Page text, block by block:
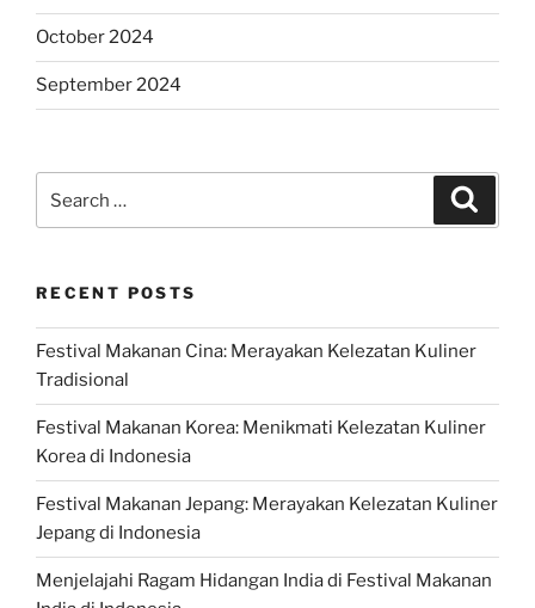
October 2024
September 2024
for:
RECENT POSTS
Festival Makanan Cina: Merayakan Kelezatan Kuliner
Tradisional
Festival Makanan Korea: Menikmati Kelezatan Kuliner
Korea di Indonesia
Festival Makanan Jepang: Merayakan Kelezatan Kuliner
Jepang di Indonesia
Menjelajahi Ragam Hidangan India di Festival Makanan